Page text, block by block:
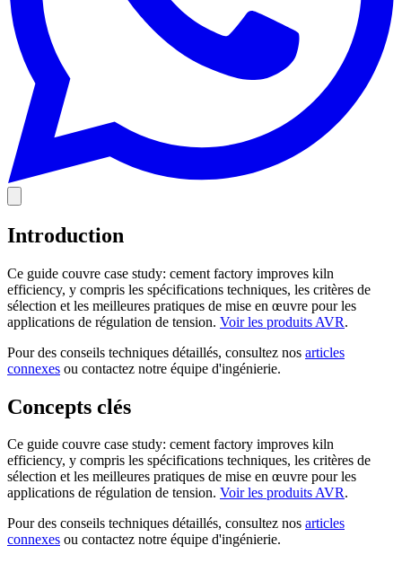
Introduction
Ce guide couvre case study: cement factory improves kiln
efficiency, y compris les spécifications techniques, les critères de
sélection et les meilleures pratiques de mise en œuvre pour les
applications de régulation de tension. Voir les produits AVR.
Pour des conseils techniques détaillés, consultez nos articles
connexes ou contactez notre équipe d'ingénierie.
Concepts clés
Ce guide couvre case study: cement factory improves kiln
efficiency, y compris les spécifications techniques, les critères de
sélection et les meilleures pratiques de mise en œuvre pour les
applications de régulation de tension. Voir les produits AVR.
Pour des conseils techniques détaillés, consultez nos articles
connexes ou contactez notre équipe d'ingénierie.